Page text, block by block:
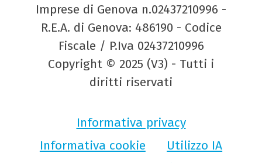
Imprese di Genova n.02437210996 -
R.E.A. di Genova: 486190 - Codice
Fiscale / P.Iva 02437210996
Copyright © 2025 (V3) - Tutti i
diritti riservati
Informativa privacy
Informativa cookie
Utilizzo IA